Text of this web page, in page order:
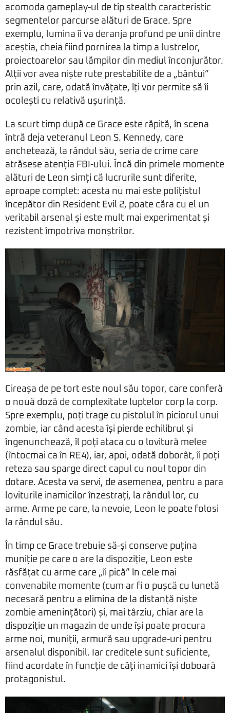
acomoda gameplay-ul de tip stealth caracteristic
segmentelor parcurse alături de Grace. Spre
exemplu, lumina îi va deranja profund pe unii dintre
aceștia, cheia fiind pornirea la timp a lustrelor,
proiectoarelor sau lămpilor din mediul înconjurător.
Alții vor avea niște rute prestabilite de a „bântui”
prin azil, care, odată învățate, îți vor permite să îi
ocolești cu relativă ușurință.
La scurt timp după ce Grace este răpită, în scena
întră deja veteranul Leon S. Kennedy, care
anchetează, la rândul său, seria de crime care
atrăsese atenția FBI-ului. Încă din primele momente
alături de Leon simți că lucrurile sunt diferite,
aproape complet: acesta nu mai este polițistul
începător din Resident Evil 2, poate căra cu el un
veritabil arsenal și este mult mai experimentat și
rezistent împotriva monștrilor.
Cireașa de pe tort este noul său topor, care conferă
o nouă doză de complexitate luptelor corp la corp.
Spre exemplu, poți trage cu pistolul în piciorul unui
zombie, iar când acesta își pierde echilibrul și
îngenunchează, îl poți ataca cu o lovitură melee
(întocmai ca în RE4), iar, apoi, odată doborât, îi poți
reteza sau sparge direct capul cu noul topor din
dotare. Acesta va servi, de asemenea, pentru a para
loviturile inamicilor înzestrați, la rândul lor, cu
arme. Arme pe care, la nevoie, Leon le poate folosi
la rândul său.
În timp ce Grace trebuie să-și conserve puțina
muniție pe care o are la dispoziție, Leon este
răsfățat cu arme care „îi pică” în cele mai
convenabile momente (cum ar fi o pușcă cu lunetă
necesară pentru a elimina de la distanță niște
zombie amenințători) și, mai târziu, chiar are la
dispoziție un magazin de unde își poate procura
arme noi, muniții, armură sau upgrade-uri pentru
arsenalul disponibil. Iar creditele sunt suficiente,
fiind acordate în funcție de câți inamici își doboară
protagonistul.